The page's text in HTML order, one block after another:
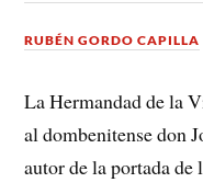
RUBÉN GORDO CAPILLA
La Hermandad de la
al dombenitense don
autor de la portada de